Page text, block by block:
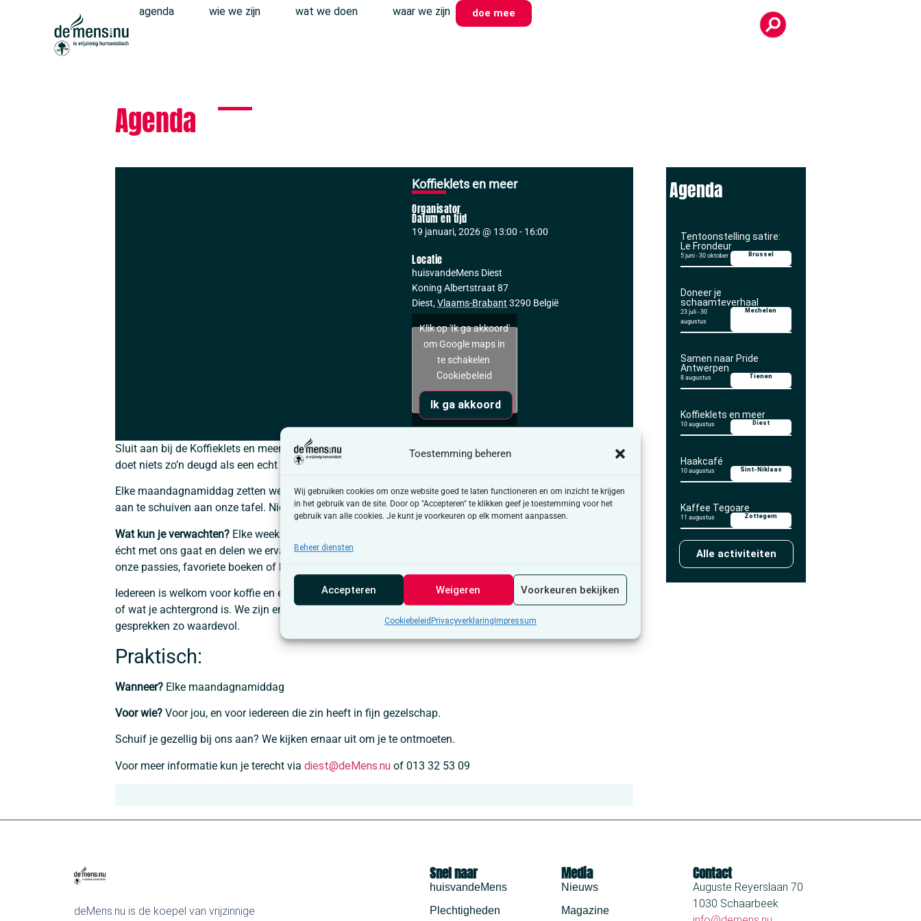
Toestemming beheren
Wij gebruiken cookies om onze website goed te laten functioneren en om inzicht te krijgen
in het gebruik van de site. Door op "Accepteren" te klikken geef je toestemming voor het
gebruik van alle cookies. Je kunt je voorkeuren op elk moment aanpassen.
Beheer diensten
Accepteren Weigeren Voorkeuren bekijken
Cookiebeleid Privacyverklaring Impressum
agenda wie we zijn wat we doen waar we zijn doe mee
Agenda
Koffieklets en meer
Organisator
Datum en tijd
19 januari, 2026@ 13:00 - 16:00
Locatie
huisvandeMens Diest
Koning Albertstraat 87
Diest,Vlaams-Brabant 3290 België
Klik op 'Ik ga akkoord'
om Google maps in
te schakelen
Cookiebeleid
Ik ga akkoord
Sluit aan bij de Koffieklets en meer in huisvandeMens Diest, voor een koffie en een goed gesprek. Soms
doet niets zo’n deugd als een echt goed gesprek en een moment waarop er naar je geluisterd wordt.
Elke maandagnamiddag zetten we de deuren van ons huis wagenwijd open. Je bent van harte welkom om
aan te schuiven aan onze tafel. Niets moet, alles mag gedeeld worden.
Wat kun je verwachten? Elke week praten we over iets anders. De ene keer staan we even stil bij hoe het
écht met ons gaat en delen we ervaringen over mentaal welzijn. De andere keer kletsen we honderduit over
onze passies, favoriete boeken of kleine gelukskes.
Iedereen is welkom voor koffie en een goed gesprek in huisvandeMens Diest. Het maakt niet uit wie je bent
of wat je achtergrond is. We zijn er voor elkaar, zonder oordeel. Juist die verschillende verhalen maken onze
gesprekken zo waardevol.
Praktisch:
Wanneer? Elke maandagnamiddag
Voor wie? Voor jou, en voor iedereen die zin heeft in fijn gezelschap.
Schuif je gezellig bij ons aan? We kijken ernaar uit om je te ontmoeten.
Voor meer informatie kun je terecht via diest@deMens.nu of 013 32 53 09
Agenda
Tentoonstelling satire:
Le Frondeur
5 juni -30 oktober Brussel
Doneer je
schaamteverhaal
23 juli -30
augustus
Mechelen
Samen naar Pride
Antwerpen
8 augustus Tienen
Koffieklets en meer
10 augustus Diest
Haakcafé
10 augustus Sint-Niklaas
Kaffee Tegoare
11 augustus Zottegem
Alle activiteiten
deMens.nu is de koepel van vrijzinnige
Snel naar
huisvandeMens
Plechtigheden
Media
Nieuws
Magazine
Contact
Auguste Reyerslaan 70
1030 Schaarbeek